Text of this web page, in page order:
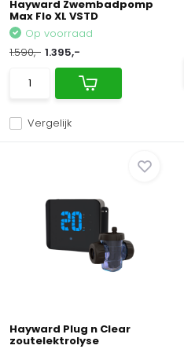
Hayward Zwembadpomp
Max Flo XL VSTD
Vergelijk
Op voorraad
1.590,- 1.395,-
Hayward Plug n Clear
zoutelektrolyse